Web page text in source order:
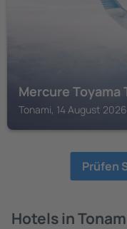
Mercure Toyama
Tonami, 14 August
Prüfen
Hotels in